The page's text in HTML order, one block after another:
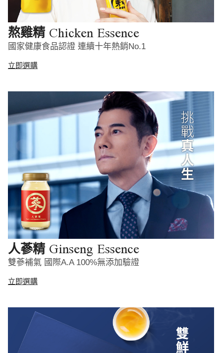
熬雞精 Chicken Essence
國家健康食品認證 連續十年熱銷No.1
立即選購
人蔘精 Ginseng Essence
雙蔘補氣 國際A.A 100%無添加驗證
立即選購